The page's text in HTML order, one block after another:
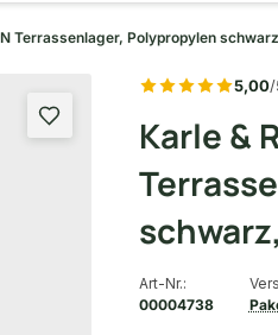
Terrassenlager, Polypropylen
5,00/
Karle &
Art-Nr.:
00004738